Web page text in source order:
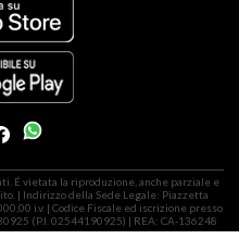
É vietata la riproduzione, anche parziale e
| Indirizzo della Sede Legale: Piazzetta
i.v. | Codice Fiscale ed iscrizione presso
(P.I. 02544190925) | REA: CA-136248